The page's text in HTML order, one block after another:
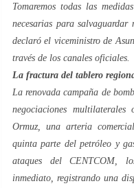
Tomaremos todas las
necesarias para
declaró el viceministro de
través de los canales oficiales.
La fractura del tablero
La renovada campaña de
negociaciones
Ormuz, una arteria
quinta parte del petróleo y
ataques del CENTCOM,
inmediato, registrando una